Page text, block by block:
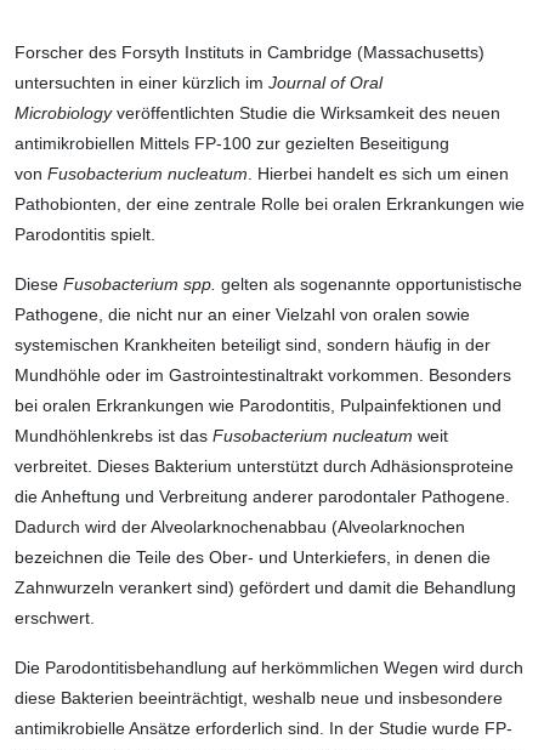
Forscher des Forsyth Instituts in Cambridge (Massachusetts)
untersuchten in einer kürzlich im Journal of Oral
Microbiologyveröffentlichten Studie die Wirksamkeit des neuen
antimikrobiellen Mittels FP-100 zur gezielten Beseitigung
von Fusobacterium nucleatum. Hierbei handelt es sich um einen
Pathobionten, der eine zentrale Rolle bei oralen Erkrankungen wie
Parodontitis spielt.
Diese Fusobacterium spp. gelten als sogenannte opportunistische
Pathogene, die nicht nur an einer Vielzahl von oralen sowie
systemischen Krankheiten beteiligt sind, sondern häufig in der
Mundhöhle oder im Gastrointestinaltrakt vorkommen. Besonders
bei oralen Erkrankungen wie Parodontitis, Pulpainfektionen und
Mundhöhlenkrebs ist das Fusobacterium nucleatum weit
verbreitet. Dieses Bakterium unterstützt durch Adhäsionsproteine
die Anheftung und Verbreitung anderer parodontaler Pathogene.
Dadurch wird der Alveolarknochenabbau (Alveolarknochen
bezeichnen die Teile des Ober- und Unterkiefers, in denen die
Zahnwurzeln verankert sind) gefördert und damit die Behandlung
erschwert.
Die Parodontitisbehandlung auf herkömmlichen Wegen wird durch
diese Bakterien beeinträchtigt, weshalb neue und insbesondere
antimikrobielle Ansätze erforderlich sind. In der Studie wurde FP-